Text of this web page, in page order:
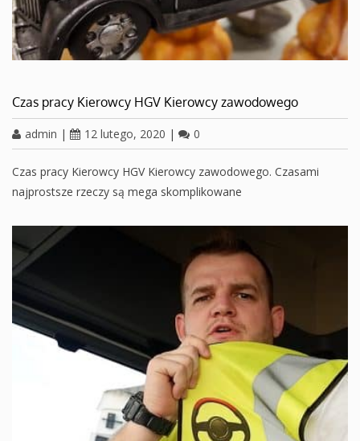
Czas pracy Kierowcy HGV Kierowcy zawodowego
admin | 12 lutego, 2020 | 0
Czas pracy Kierowcy HGV Kierowcy zawodowego. Czasami
najprostsze rzeczy są mega skomplikowane